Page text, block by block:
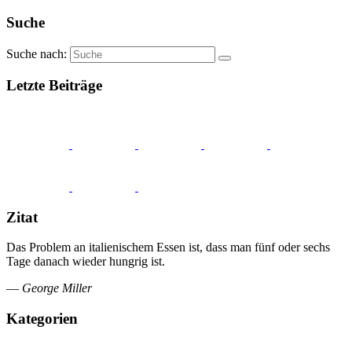
Suche
Suche nach:
Letzte Beiträge
Zitat
Das Problem an italienischem Essen ist, dass man fünf oder sechs
Tage danach wieder hungrig ist.
— George Miller
Kategorien